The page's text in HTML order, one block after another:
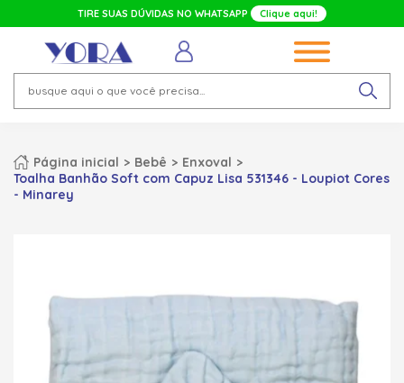
TIRE SUAS DÚVIDAS NO WHATSAPP Clique aqui!
Página inicial Bebê
Enxoval
Toalha Banhão Soft com Capuz Lisa 531346 - Loupiot Cores
- Minarey